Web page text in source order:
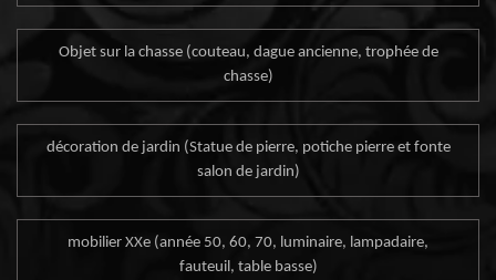
Objet sur la chasse (couteau, dague ancienne, trophée de
chasse)
décoration de jardin (Statue de pierre, potiche pierre et fonte
salon de jardin)
mobilier XXe (année 50, 60, 70, luminaire, lampadaire,
fauteuil, table basse)